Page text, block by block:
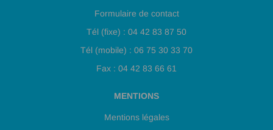
Formulaire de contact
Tél (fixe) : 04 42 83 87 50
Tél (mobile) : 06 75 30 33 70
Fax : 04 42 83 66 61
MENTIONS
Mentions légales